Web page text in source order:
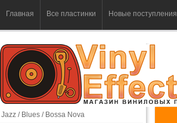
Главная Все пластинки Новые поступления
Jazz / Blues / Bossa Nova